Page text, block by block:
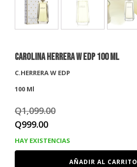
CAROLINA HERRERA W EDP 100 Ml
C.HERRERA W EDP
100 Ml
Q1,099.00
El
precio
original
Q999.00El
precio
actual
HAY EXISTENCIAS
AÑADIR AL CARRITO